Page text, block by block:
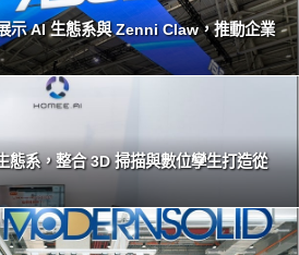
示 AI 生態系與 Zenni Claw，推動企業
態系，整合 3D 掃描與數位孿生打造從